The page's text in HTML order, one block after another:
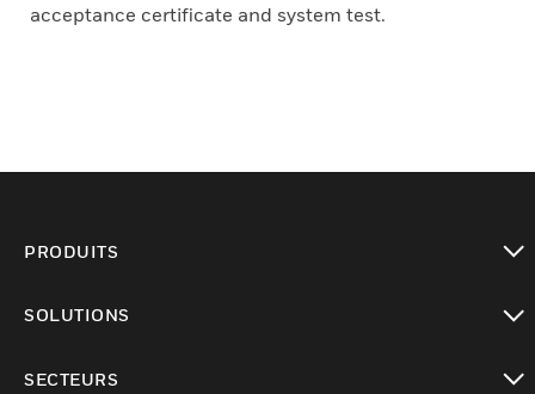
acceptance certificate and system test.
PRODUITS
SOLUTIONS
SECTEURS